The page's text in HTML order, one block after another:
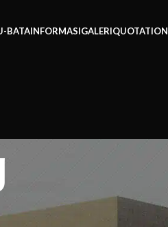
BATAINFORMASIGALERIQUOTATION